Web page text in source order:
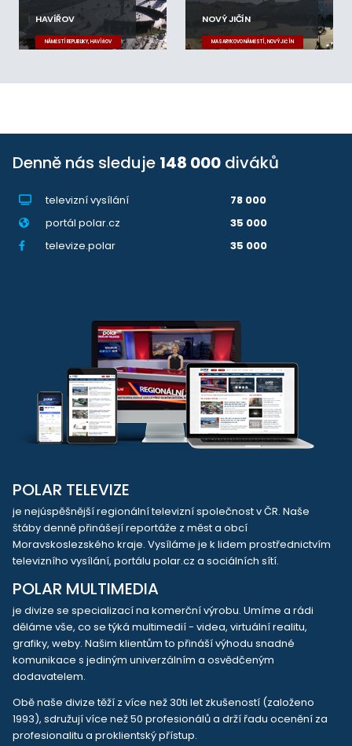
HAVÍŘOV
NÁMĚSTÍ REPUBLIKY, HAVÍŘOV
NOVÝ JIČÍN
MASARYKOVO NÁMĚSTÍ, NOVÝ JIČÍN
Denně nás sleduje 148 000 diváků
televizní vysílání
78 000
portál polar.cz
35 000
televize.polar
35 000
POLAR TELEVIZE
je nejúspěšnější regionální televizní společnost v ČR. Naše
štáby denně přinášejí reportáže z měst a obcí
Moravskoslezského kraje. Vysíláme je k lidem prostřednictvím
televizního vysílání, portálu polar.cz a sociálních sítí.
POLAR MULTIMEDIA
je divize se specializací na komerční výrobu. Umíme a rádi
děláme vše, co se týká multimedií - videa, virtuální realitu,
grafiky, weby. Našim klientům to přináší výhodu snadné
komunikace s jediným univerzálním a osvědčeným
dodavatelem.
Obě naše divize těží z více než 30ti let zkušeností (založeno
1993), sdružují více než 50 profesionálů a drží řadu ocenění za
profesionalitu a proklientský přístup.